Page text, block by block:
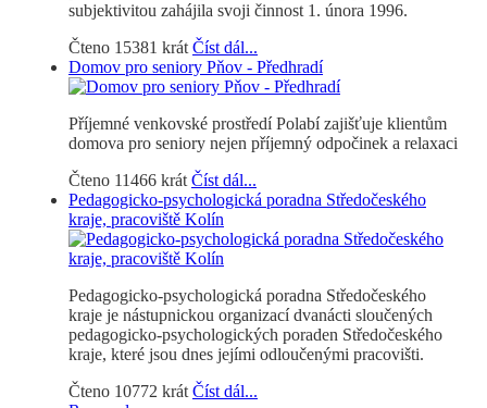
subjektivitou zahájila svoji činnost 1. února 1996.
Čteno 15381 krát Číst dál...
Domov pro seniory Pňov - Předhradí
Příjemné venkovské prostředí Polabí zajišťuje klientům
domova pro seniory nejen příjemný odpočinek a relaxaci
Čteno 11466 krát Číst dál...
Pedagogicko-psychologická poradna Středočeského
kraje, pracoviště Kolín
Pedagogicko-psychologická poradna Středočeského
kraje je nástupnickou organizací dvanácti sloučených
pedagogicko-psychologických poraden Středočeského
kraje, které jsou dnes jejími odloučenými pracovišti.
Čteno 10772 krát Číst dál...